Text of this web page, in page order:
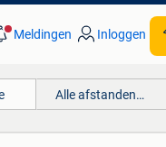
Meldingen Inloggen
Alle afstanden…